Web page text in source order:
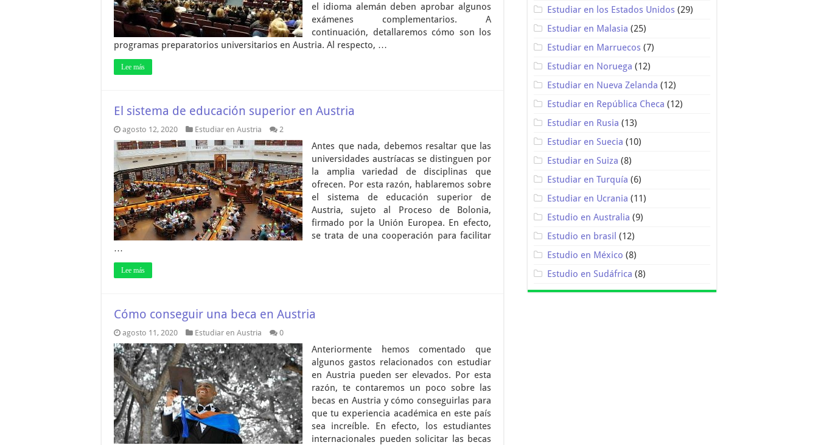
el idioma alemán deben aprobar algunos
exámenes complementarios. A
continuación, detallaremos cómo son los
programas preparatorios universitarios en Austria. Al respecto, …
Lee más
El sistema de educación superior en Austria
agosto 12, 2020 Estudiar en Austria 2
Antes que nada, debemos resaltar que las
universidades austríacas se distinguen por
la amplia variedad de disciplinas que
ofrecen. Por esta razón, hablaremos sobre
el sistema de educación superior de
Austria, sujeto al Proceso de Bolonia,
firmado por la Unión Europea. En efecto,
se trata de una cooperación para facilitar
…
Lee más
Cómo conseguir una beca en Austria
agosto 11, 2020 Estudiar en Austria 0
Anteriormente hemos comentado que
algunos gastos relacionados con estudiar
en Austria pueden ser elevados. Por esta
razón, te contaremos un poco sobre las
becas en Austria y cómo conseguirlas para
que tu experiencia académica en este país
sea increíble. En efecto, los estudiantes
internacionales pueden solicitar las becas
Estudiar en los Estados Unidos (29)
Estudiar en Malasia (25)
Estudiar en Marruecos (7)
Estudiar en Noruega (12)
Estudiar en Nueva Zelanda (12)
Estudiar en República Checa (12)
Estudiar en Rusia (13)
Estudiar en Suecia (10)
Estudiar en Suiza (8)
Estudiar en Turquía (6)
Estudiar en Ucrania (11)
Estudio en Australia (9)
Estudio en brasil (12)
Estudio en México (8)
Estudio en Sudáfrica (8)